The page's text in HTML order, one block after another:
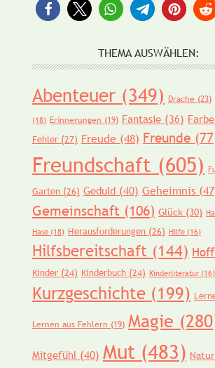
THEMA AUSWÄHLEN:
Abenteuer (349) Drache (23)
(18) Erinnerungen (19) Fantasie (36)
Fehler (27) Freude (48) Freunde
Freundschaft (605)
Garten (26) Geduld (40) Geheimnis
Gemeinschaft (106) Glück (30)
Hase (18) Herausforderungen (26) Hilfe (16)
Hilfsbereitschaft (144)
Kinder (24) Kinderbuch (24) Kinderliteratur (16)
Kurzgeschichte (199)
Lernen aus Fehlern (19) Magie
Mitgefühl (40) Mut (483) Natur